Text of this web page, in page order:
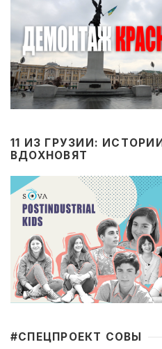
11 ИЗ ГРУЗИИ:
ВДОХНОВЯТ
#CПЕЦПРОЕКТ СОВЫ